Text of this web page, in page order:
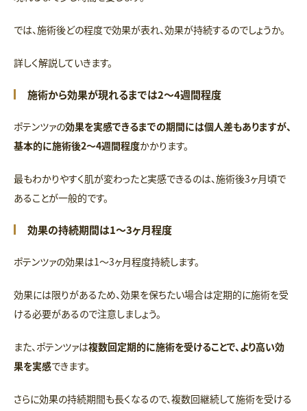
では、施術後どの程度で効果が表れ、効果が持続するのでしょうか。
詳しく解説していきます。
施術から効果が現れるまでは2～4週間程度
ポテンツァの効果を実感できるまでの期間には個人差もありますが、
基本的に施術後2～4週間程度かかります。
最もわかりやすく肌が変わったと実感できるのは、施術後3ヶ月頃で
あることが一般的です。
効果の持続期間は1～3ヶ月程度
ポテンツァの効果は1～3ヶ月程度持続します。
効果には限りがあるため、効果を保ちたい場合は定期的に施術を受
ける必要があるので注意しましょう。
また、ポテンツァは複数回定期的に施術を受けることで、より高い効
果を実感できます。
さらに効果の持続期間も長くなるので、複数回継続して施術を受ける